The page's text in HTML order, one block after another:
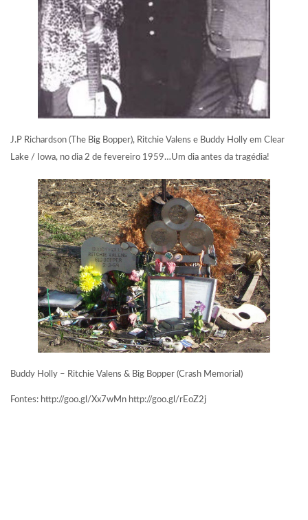
J.P Richardson (The Big Bopper), Ritchie Valens e Buddy Holly em Clear
Lake / Iowa, no dia 2 de fevereiro 1959…Um dia antes da tragédia!
Buddy Holly – Ritchie Valens & Big Bopper (Crash Memorial)
Fontes: http://goo.gl/Xx7wMn http://goo.gl/rEoZ2j